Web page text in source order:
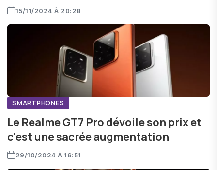
15/11/2024 À 20:28
SMARTPHONES
Le Realme GT7 Pro dévoile son prix et
c'est une sacrée augmentation
29/10/2024 À 16:51